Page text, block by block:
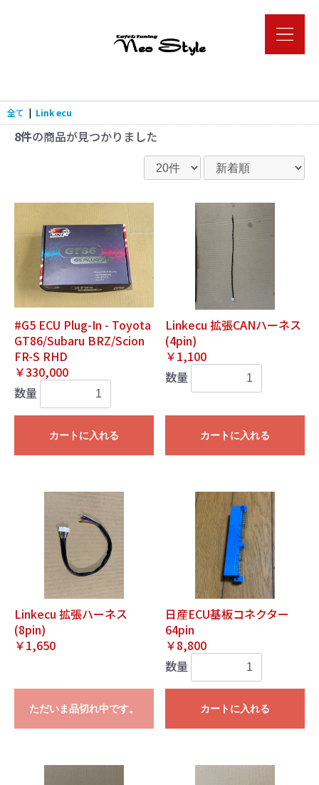
全て | Link ecu
8件の商品が見つかりました
#G5 ECU Plug-In - Toyota
GT86/Subaru BRZ/Scion
FR-S RHD
￥330,000
数量
カートに入れる
Linkecu 拡張CANハーネス
(4pin)
￥1,100
数量
カートに入れる
Linkecu 拡張ハーネス
(8pin)
￥1,650
ただいま品切れ中です。
日産ECU基板コネクター
64pin
￥8,800
数量
カートに入れる